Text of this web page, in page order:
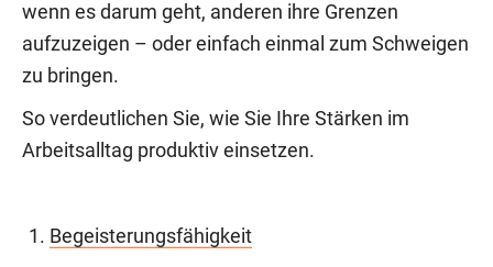
wenn es darum geht, anderen ihre Grenzen
aufzuzeigen – oder einfach einmal zum Schweigen
zu bringen.
So verdeutlichen Sie, wie Sie Ihre Stärken im
Arbeitsalltag produktiv einsetzen.
Begeisterungsfähigkeit